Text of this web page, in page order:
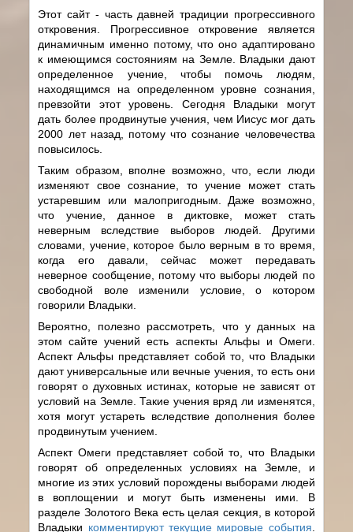
Этот сайт - часть давней традиции прогрессивного
откровения. Прогрессивное откровение является
динамичным именно потому, что оно адаптировано
к имеющимся состояниям на Земле. Владыки дают
определенное учение, чтобы помочь людям,
находящимся на определенном уровне сознания,
превзойти этот уровень. Сегодня Владыки могут
дать более продвинутые учения, чем Иисус мог дать
2000 лет назад, потому что сознание человечества
повысилось.
Таким образом, вполне возможно, что, если люди
изменяют свое сознание, то учение может стать
устаревшим или малопригодным. Даже возможно,
что учение, данное в диктовке, может стать
неверным вследствие выборов людей. Другими
словами, учение, которое было верным в то время,
когда его давали, сейчас может передавать
неверное сообщение, потому что выборы людей по
свободной воле изменили условие, о котором
говорили Владыки.
Вероятно, полезно рассмотреть, что у данных на
этом сайте учений есть аспекты Альфы и Омеги.
Аспект Альфы представляет собой то, что Владыки
дают универсальные или вечные учения, то есть они
говорят о духовных истинах, которые не зависят от
условий на Земле. Такие учения вряд ли изменятся,
хотя могут устареть вследствие дополнения более
продвинутым учением.
Аспект Омеги представляет собой то, что Владыки
говорят об определенных условиях на Земле, и
многие из этих условий порождены выборами людей
в воплощении и могут быть изменены ими. В
разделе Золотого Века есть целая секция, в которой
Владыки комментируют текущие мировые события